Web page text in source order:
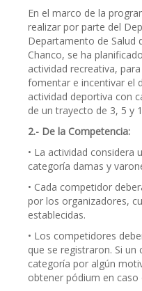
En el marco de la
realizar por parte del
Departamento de Salud
Chanco, se ha
actividad recreativa,
fomentar e incentivar el
actividad deportiva con
de un trayecto de 3, 5 y
2.- De la Competencia:
• La actividad considera
categoría damas y
• Cada competidor
por los organizadores,
establecidas.
• Los competidores
que se registraron. Si
categoría por algún
obtener pódium en caso